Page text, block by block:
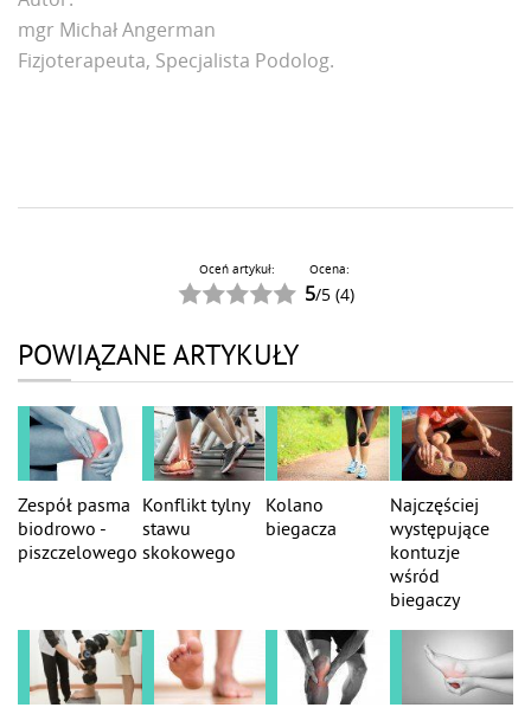
mgr Michał Angerman
Fizjoterapeuta, Specjalista Podolog.
Oceń artykuł: Ocena:
5/5(4)
POWIĄZANE ARTYKUŁY
Zespół pasma
biodrowo -
piszczelowego
Konflikt tylny
stawu
skokowego
Kolano
biegacza
Najczęściej
występujące
kontuzje
wśród
biegaczy